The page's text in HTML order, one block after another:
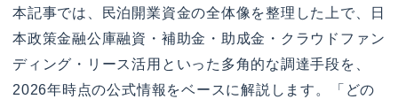
本記事では、民泊開業資金の全体像を整理した上で、日
本政策金融公庫融資・補助金・助成金・クラウドファン
ディング・リース活用といった多角的な調達手段を、
2026年時点の公式情報をベースに解説します。「どの